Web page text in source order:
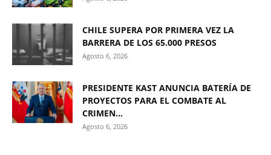
CHILE SUPERA POR PRIMERA VEZ LA
BARRERA DE LOS 65.000 PRESOS
Agosto 6, 2026
PRESIDENTE KAST ANUNCIA BATERÍA DE
PROYECTOS PARA EL COMBATE AL
CRIMEN...
Agosto 6, 2026